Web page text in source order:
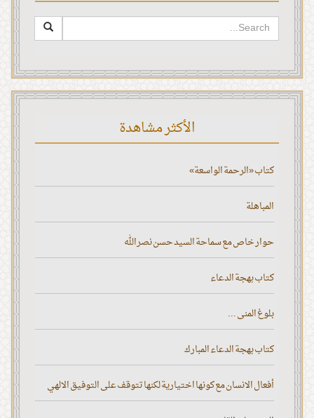
الأكثر مشاهدة
كتاب «الرحمة الواسعة»
المباهلة
حوار خاص مع سماحة السيد حسن نصر الله
كتاب بهجة الدعاء
بلوغ المنى ...
كتاب بهجة الدعاء المبارك
أفعال الانسان مع كونها اختيارية لكنها تتوقف على التوفيق الالهي